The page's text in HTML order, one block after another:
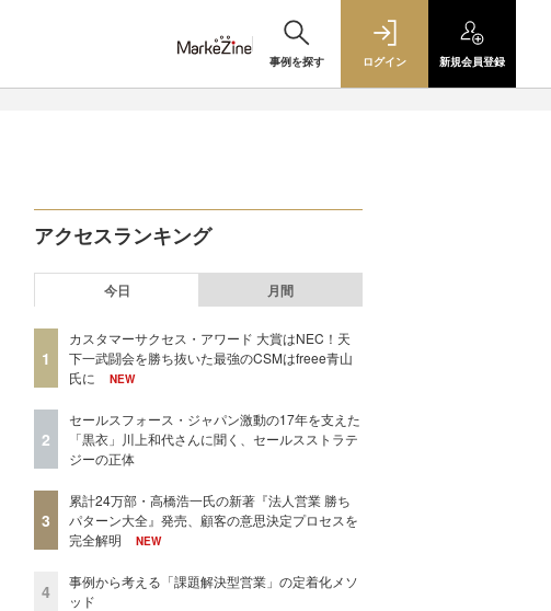
事例を探す ログイン 新規会員登録
アクセスランキング
今日 月間
1
カスタマーサクセス・アワード 大賞はNEC！天
下一武闘会を勝ち抜いた最強のCSMはfreee青山
氏に
NEW
2
セールスフォース・ジャパン激動の17年を支えた
「黒衣」川上和代さんに聞く、セールスストラテ
ジーの正体
3
累計24万部・高橋浩一氏の新著『法人営業 勝ち
パターン大全』発売、顧客の意思決定プロセスを
完全解明
NEW
4
事例から考える「課題解決型営業」の定着化メソ
ッド